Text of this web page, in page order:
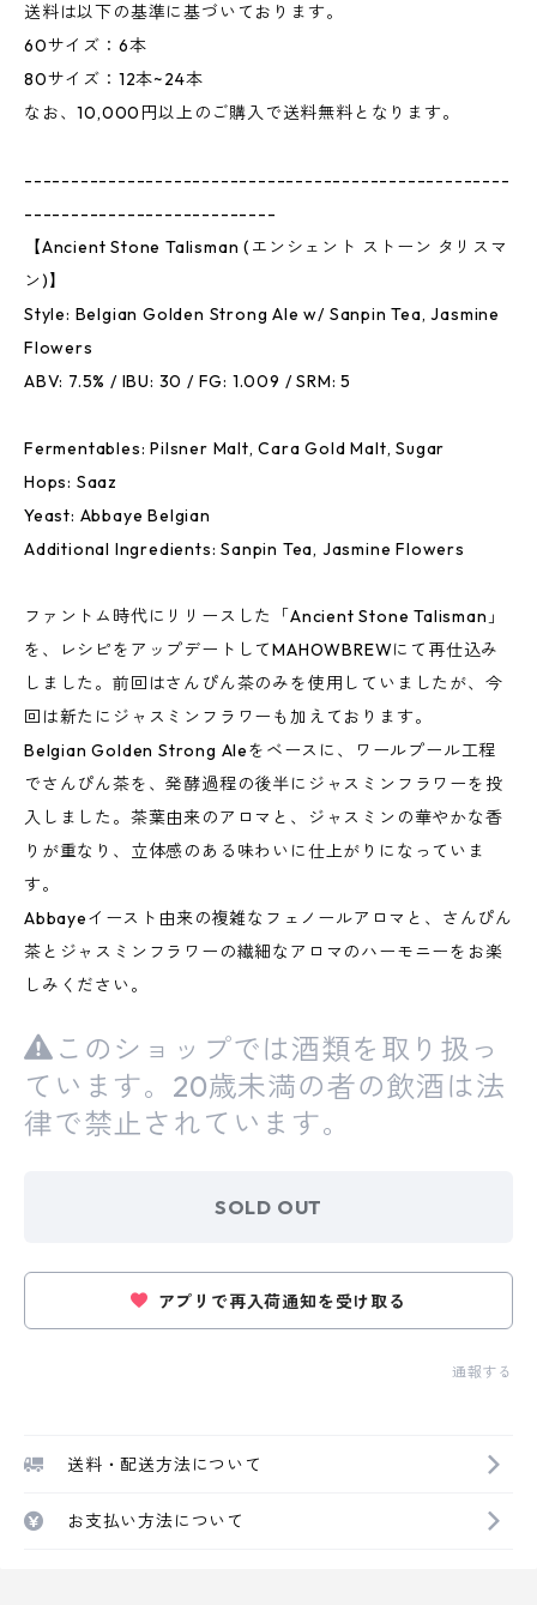
送料は以下の基準に基づいております。
60サイズ：6本
80サイズ：12本~24本
なお、10,000円以上のご購入で送料無料となります。
----------------------------------------------------
---------------------------
【Ancient Stone Talisman (エンシェント ストーン タリスマ
ン)】
Style: Belgian Golden Strong Ale w/ Sanpin Tea, Jasmine
Flowers
ABV: 7.5% / IBU: 30 / FG: 1.009 / SRM: 5
Fermentables: Pilsner Malt, Cara Gold Malt, Sugar
Hops: Saaz
Yeast: Abbaye Belgian
Additional Ingredients: Sanpin Tea, Jasmine Flowers
ファントム時代にリリースした「Ancient Stone Talisman」
を、レシピをアップデートしてMAHOWBREWにて再仕込み
しました。前回はさんぴん茶のみを使用していましたが、今
回は新たにジャスミンフラワーも加えております。
Belgian Golden Strong Aleをベースに、ワールプール工程
でさんぴん茶を、発酵過程の後半にジャスミンフラワーを投
入しました。茶葉由来のアロマと、ジャスミンの華やかな香
りが重なり、立体感のある味わいに仕上がりになっていま
す。
Abbayeイースト由来の複雑なフェノールアロマと、さんぴん
茶とジャスミンフラワーの繊細なアロマのハーモニーをお楽
しみください。
このショップでは酒類を取り扱っ
ています。20歳未満の者の飲酒は法
律で禁止されています。
SOLD OUT
アプリで再入荷通知を受け取る
通報する
送料・配送方法について
お支払い方法について